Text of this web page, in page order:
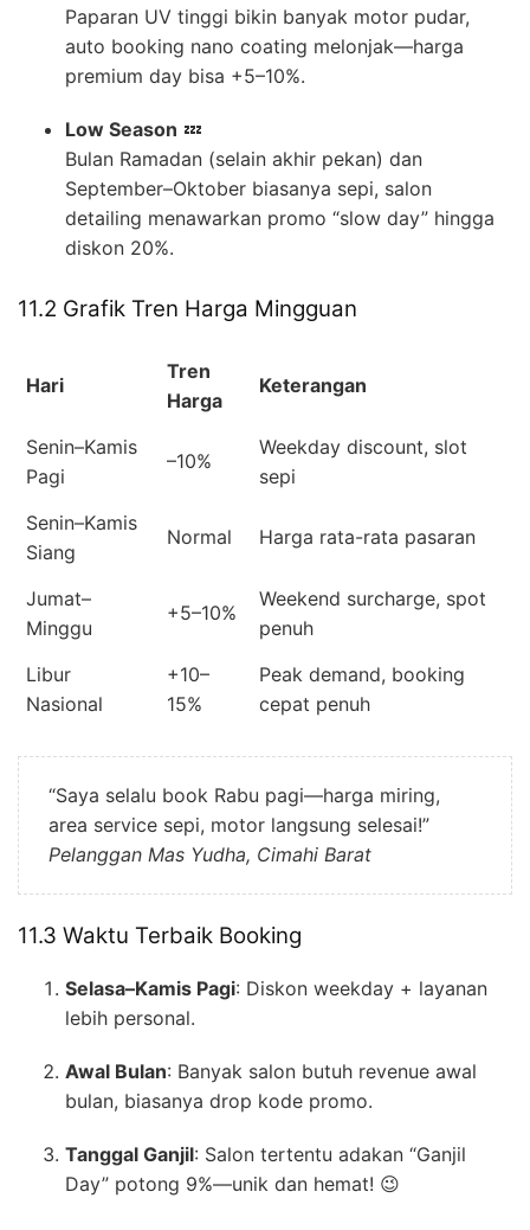
Paparan UV tinggi bikin banyak motor pudar,
auto booking nano coating melonjak—harga
premium day bisa +5–10%.
Low Season 💤
Bulan Ramadan (selain akhir pekan) dan
September–Oktober biasanya sepi, salon
detailing menawarkan promo “slow day” hingga
diskon 20%.
11.2 Grafik Tren Harga Mingguan
Hari
Tren
Harga
Keterangan
Senin–Kamis
Pagi
–10%
Weekday discount, slot
sepi
Senin–Kamis
Siang
Normal Harga rata-rata pasaran
Jumat–
Minggu
+5–10%
Weekend surcharge, spot
penuh
Libur
Nasional
+10–
15%
Peak demand, booking
cepat penuh
“Saya selalu book Rabu pagi—harga miring,
area service sepi, motor langsung selesai!”
Pelanggan Mas Yudha, Cimahi Barat
11.3 Waktu Terbaik Booking
Selasa–Kamis Pagi: Diskon weekday + layanan
lebih personal.
Awal Bulan: Banyak salon butuh revenue awal
bulan, biasanya drop kode promo.
Tanggal Ganjil: Salon tertentu adakan “Ganjil
Day” potong 9%—unik dan hemat! 😉